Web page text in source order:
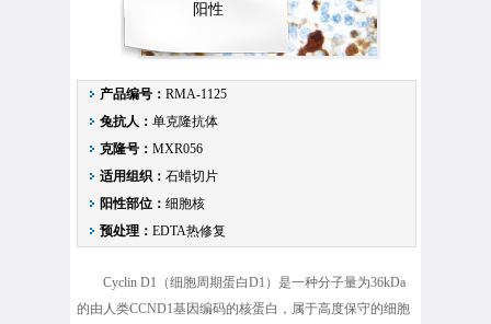
阳性
产品编号：RMA-1125
兔抗人：单克隆抗体
克隆号：MXR056
适用组织：石蜡切片
阳性部位：细胞核
预处理：EDTA热修复
Cyclin D1（细胞周期蛋白D1）是一种分子量为36kDa
的由人类CCND1基因编码的核蛋白，属于高度保守的细胞